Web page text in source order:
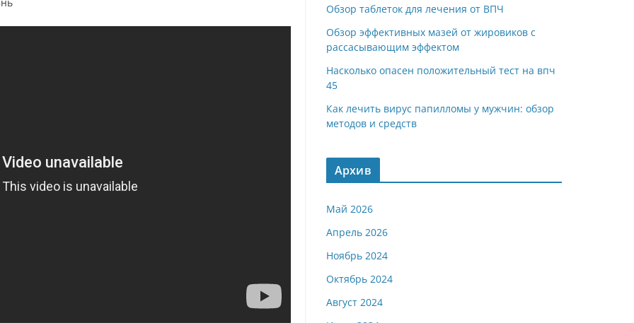
Обзор таблеток для лечения от ВПЧ
Обзор эффективных мазей от жировиков с
рассасывающим эффектом
Насколько опасен положительный тест на впч
45
Как лечить вирус папилломы у мужчин: обзор
методов и средств
Архив
Май 2026
Апрель 2026
Ноябрь 2024
Октябрь 2024
Август 2024